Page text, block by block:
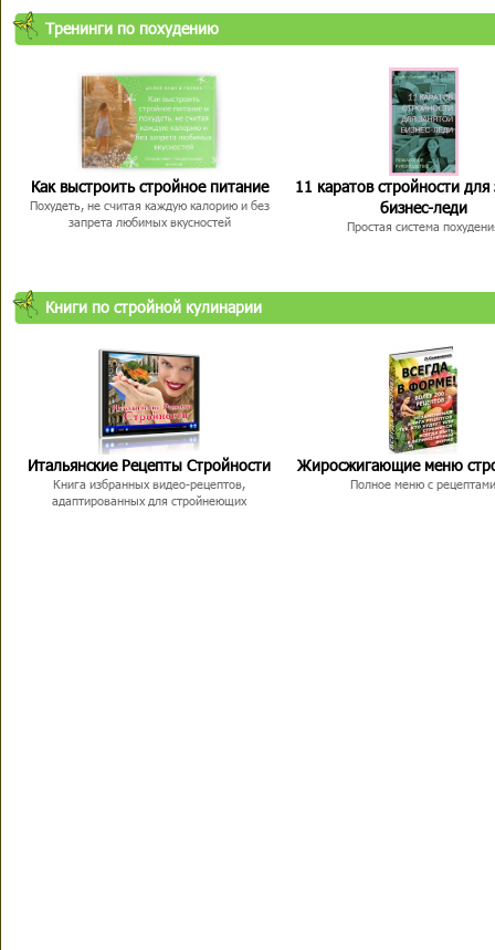
Тренинги по похудению
Как выстроить стройное питание
Похудеть, не считая каждую калорию и без
запрета любимых вкусностей
11 каратов стройности для
бизнес-леди
Простая система
Книги по стройной кулинарии
Итальянские Рецепты Стройности
Книга избранных видео-рецептов,
адаптированных для стройнеющих
Жиросжигающие меню
Полное меню с рецептами